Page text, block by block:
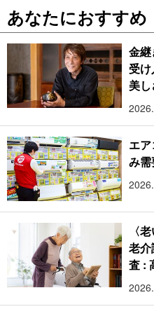
あなたにおすすめ
金
受
美
樹
エ
み
〈
老
査 :